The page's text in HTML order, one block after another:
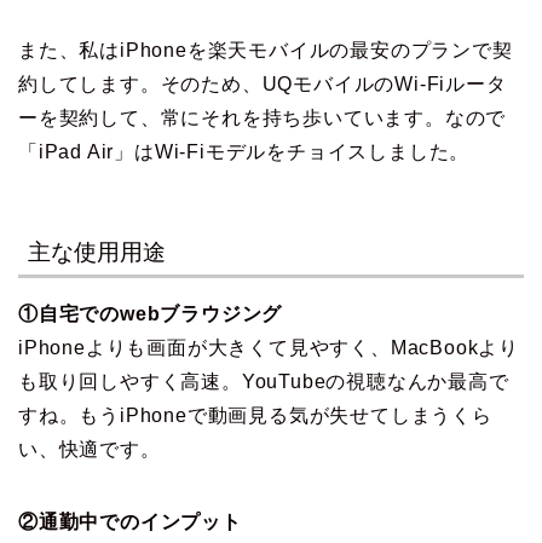
また、私はiPhoneを楽天モバイルの最安のプランで契
約してします。そのため、UQモバイルのWi-Fiルータ
ーを契約して、常にそれを持ち歩いています。なので
「iPad Air」はWi-Fiモデルをチョイスしました。
主な使用用途
①自宅でのwebブラウジング
iPhoneよりも画面が大きくて見やすく、MacBookより
も取り回しやすく高速。YouTubeの視聴なんか最高で
すね。もうiPhoneで動画見る気が失せてしまうくら
い、快適です。
②通勤中でのインプット